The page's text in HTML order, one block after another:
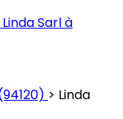
Sarl à
> Linda